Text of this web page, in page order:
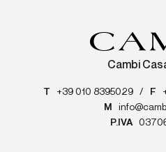
Cambi
T +39 010 8395029 / F
M
P.IVA